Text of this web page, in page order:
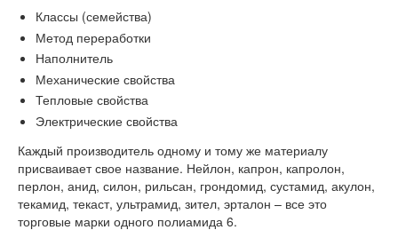
Классы (семейства)
Метод переработки
Наполнитель
Механические свойства
Тепловые свойства
Электрические свойства
Каждый производитель одному и тому же материалу
присваивает свое название. Нейлон, капрон, капролон,
перлон, анид, силон, рильсан, грондомид, сустамид, акулон,
текамид, текаст, ультрамид, зител, эрталон – все это
торговые марки одного полиамида 6.